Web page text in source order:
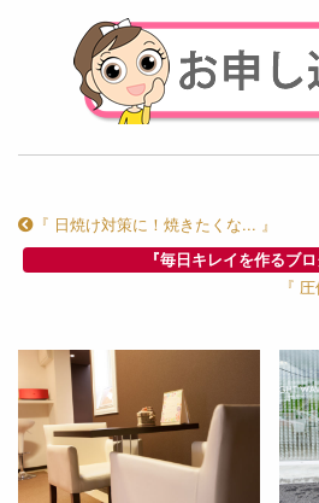
『 日焼け対策に！焼きたくな... 』
『毎日キレイを作るブ
『